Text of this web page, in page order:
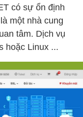
có sự ổn định
một nhà cung
tâm. Dịch vụ
hoặc Linux ...